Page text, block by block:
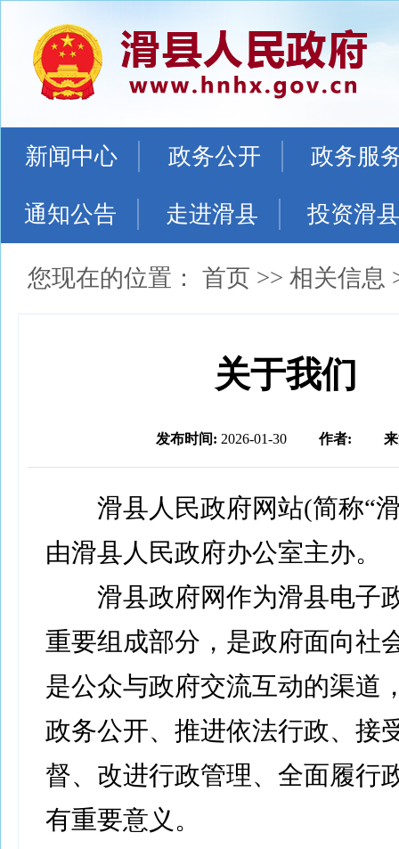
新闻中心 政务公开 政务服
通知公告 走进滑县 投资滑县
您现在的位置： 首页 >> 相关信息
关于我们
发布时间: 2026-01-30 作者:
滑县人民政府网站(简称“滑
由滑县人民政府办公室主办。
滑县政府网作为滑县电子
重要组成部分，是政府面向社
是公众与政府交流互动的渠道
政务公开、推进依法行政、接
督、改进行政管理、全面履行
有重要意义。